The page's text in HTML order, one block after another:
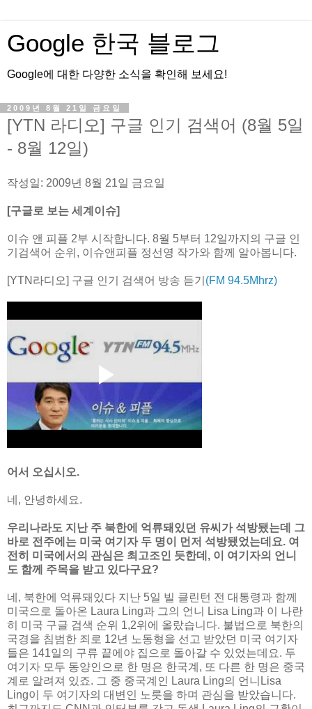
Google 한국 블로그
Google에 대한 다양한 소식을 확인해 보세요!
2009년 8월 21일 금요일
[YTN 라디오] 구글 인기 검색어 (8월 5일
- 8월 12일)
작성일: 2009년 8월 21일 금요일
[구글로 보는 세계이슈]
이슈 앤 피플 2부 시작합니다. 8월 5부터 12일까지의 구글 인
기검색어 순위, 이슈앤피플 정선영 작가와 함께 알아봅니다.
[YTN라디오] 구글 인기 검색어 방송 듣기 (FM 94.5Mhrz)
어서 오십시오.
네, 안녕하세요.
우리나라도 지난 주 북한에 억류돼있던 유씨가 석방됐는데 그
바로 전주에는 미국 여기자 두 명이 먼저 석방됐었는데요. 여
전히 미국에서의 관심은 최고조인 듯한데, 이 여기자의 언니
도 함께 주목을 받고 있다구요?
네, 북한에 억류돼있다 지난 5일 빌 클린턴 전 대통령과 함께
미국으로 돌아온 Laura Ling과 그의 언니 Lisa Ling과 이 나란
히 미국 구글 검색 순위 1,2위에 올랐습니다. 불법으로 북한의
국경을 침범한 죄로 12년 노동형을 선고 받았던 미국 여기자
들은 141일의 구류 끝에야 집으로 돌아갈 수 있었는데요. 두
여기자 모두 동양인으로 한 명은 한국계, 또 다른 한 명은 중국
계로 알려져 있죠. 그 중 중국계인 Laura Ling의 언니Lisa
Ling이 두 여기자의 대변인 노릇을 하며 관심을 받았습니다.